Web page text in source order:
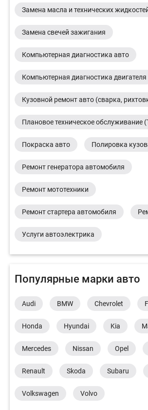
Замена масла и технических
Замена свечей зажигания
Компьютерная диагностика авто
Компьютерная диагностика двигателя
Кузовной ремонт авто (сварка,
Плановое техническое обслуживание
Покраска авто Полировка
Ремонт генератора автомобиля
Ремонт мототехники
Ремонт стартера автомобиля
Услуги автоэлектрика
Популярные марки авто
Audi BMW Chevrolet
Honda Hyundai Kia
Mercedes Nissan Opel
Renault Skoda Subaru
Volkswagen Volvo